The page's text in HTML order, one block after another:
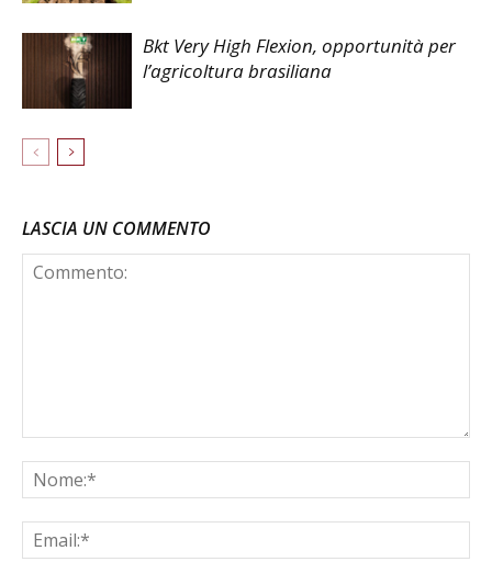
Bkt Very High Flexion, opportunità per
l’agricoltura brasiliana
LASCIA UN COMMENTO